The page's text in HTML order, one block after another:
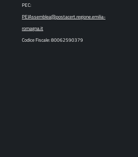
PEC:
PEIAssemblea@postacert.regione.emilia-
romagna.it
Codice Fiscale: 80062590379